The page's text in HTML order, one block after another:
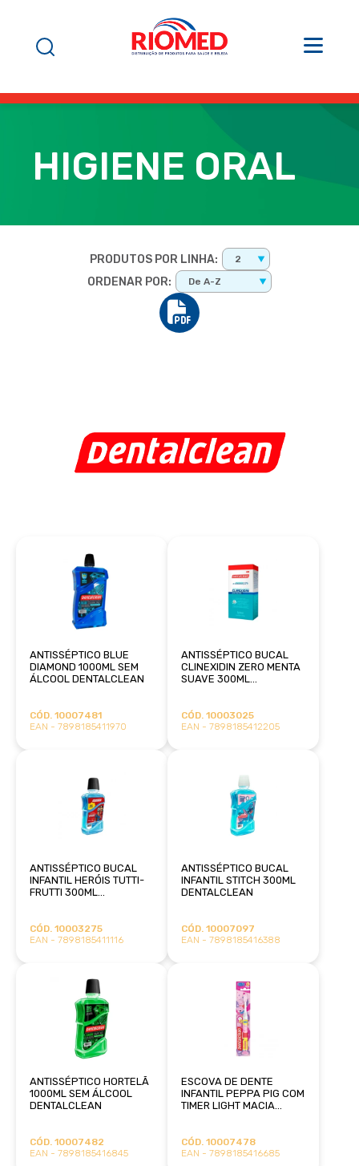
HIGIENE ORAL
PRODUTOS POR LINHA: 2
ORDENAR POR: De A-Z
ANTISSÉPTICO BLUE
DIAMOND 1000ML SEM
ÁLCOOL DENTALCLEAN
CÓD. 10007481
EAN - 7898185411970
ANTISSÉPTICO BUCAL
CLINEXIDIN ZERO MENTA
SUAVE 300ML
CÓD. 10003025
EAN - 7898185412205
ANTISSÉPTICO BUCAL
INFANTIL HERÓIS TUTTI-
FRUTTI 300ML
CÓD. 10003275
EAN - 7898185411116
ANTISSÉPTICO BUCAL
INFANTIL STITCH 300ML
DENTALCLEAN
CÓD. 10007097
EAN - 7898185416388
ANTISSÉPTICO HORTELÃ
1000ML SEM ÁLCOOL
DENTALCLEAN
CÓD. 10007482
EAN - 7898185416845
ESCOVA DE DENTE
INFANTIL PEPPA PIG COM
TIMER LIGHT MACIA
CÓD. 10007478
EAN - 7898185416685